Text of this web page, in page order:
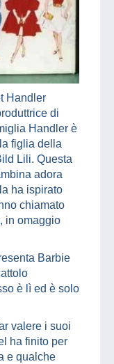
Handler
di
Handler è
figlia della
Lili. Questa
adora
ha ispirato
chiamato
in omaggio
Barbie
è lì ed è solo
valere i suoi
ha finito per
e qualche